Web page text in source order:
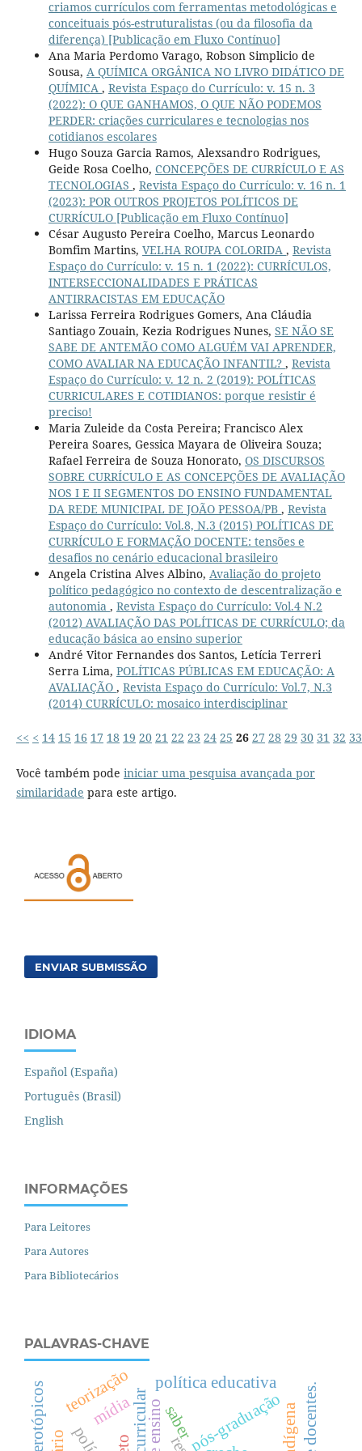
criamos currículos com ferramentas metodológicas e
conceituais pós-estruturalistas (ou da filosofia da
diferença) [Publicação em Fluxo Contínuo]
Ana Maria Perdomo Varago, Robson Simplicio de
Sousa, A QUÍMICA ORGÂNICA NO LIVRO DIDÁTICO DE
QUÍMICA , Revista Espaço do Currículo: v. 15 n. 3
(2022): O QUE GANHAMOS, O QUE NÃO PODEMOS
PERDER: criações curriculares e tecnologias nos
cotidianos escolares
Hugo Souza Garcia Ramos, Alexsandro Rodrigues,
Geide Rosa Coelho, CONCEPÇÕES DE CURRÍCULO E AS
TECNOLOGIAS , Revista Espaço do Currículo: v. 16 n. 1
(2023): POR OUTROS PROJETOS POLÍTICOS DE
CURRÍCULO [Publicação em Fluxo Contínuo]
César Augusto Pereira Coelho, Marcus Leonardo
Bomfim Martins, VELHA ROUPA COLORIDA , Revista
Espaço do Currículo: v. 15 n. 1 (2022): CURRÍCULOS,
INTERSECCIONALIDADES E PRÁTICAS
ANTIRRACISTAS EM EDUCAÇÃO
Larissa Ferreira Rodrigues Gomers, Ana Cláudia
Santiago Zouain, Kezia Rodrigues Nunes, SE NÃO SE
SABE DE ANTEMÃO COMO ALGUÉM VAI APRENDER,
COMO AVALIAR NA EDUCAÇÃO INFANTIL? , Revista
Espaço do Currículo: v. 12 n. 2 (2019): POLÍTICAS
CURRICULARES E COTIDIANOS: porque resistir é
preciso!
Maria Zuleide da Costa Pereira; Francisco Alex
Pereira Soares, Gessica Mayara de Oliveira Souza;
Rafael Ferreira de Souza Honorato, OS DISCURSOS
SOBRE CURRÍCULO E AS CONCEPÇÕES DE AVALIAÇÃO
NOS I E II SEGMENTOS DO ENSINO FUNDAMENTAL
DA REDE MUNICIPAL DE JOÃO PESSOA/PB , Revista
Espaço do Currículo: Vol.8, N.3 (2015) POLÍTICAS DE
CURRÍCULO E FORMAÇÃO DOCENTE: tensões e
desafios no cenário educacional brasileiro
Angela Cristina Alves Albino, Avaliação do projeto
político pedagógico no contexto de descentralização e
autonomia , Revista Espaço do Currículo: Vol.4 N.2
(2012) AVALIAÇÃO DAS POLÍTICAS DE CURRÍCULO; da
educação básica ao ensino superior
André Vitor Fernandes dos Santos, Letícia Terreri
Serra Lima, POLÍTICAS PÚBLICAS EM EDUCAÇÃO: A
AVALIAÇÃO , Revista Espaço do Currículo: Vol.7, N.3
(2014) CURRÍCULO: mosaico interdisciplinar
<< < 14 15 16 17 18 19 20 21 22 23 24 25 26 27 28 29 30 31 32 33
Você também pode iniciar uma pesquisa avançada por
similaridade para este artigo.
ENVIAR SUBMISSÃO
IDIOMA
Español (España)
Português (Brasil)
English
INFORMAÇÕES
Para Leitores
Para Autores
Para Bibliotecários
PALAVRAS-CHAVE
pós-graduação
saber
política educativa
mídia
teorização